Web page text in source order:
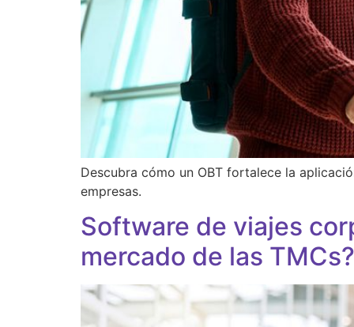
Descubra cómo un OBT fortalece la
empresas.
Software de viajes
mercado de las TMCs?